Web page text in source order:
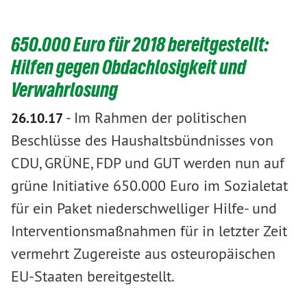
650.000 Euro für 2018 bereitgestellt:
Hilfen gegen Obdachlosigkeit und
Verwahrlosung
26.10.17- Im Rahmen der politischen
Beschlüsse des Haushaltsbündnisses von
CDU, GRÜNE, FDP und GUT werden nun auf
grüne Initiative 650.000 Euro im Sozialetat
für ein Paket niederschwelliger Hilfe- und
Interventionsmaßnahmen für in letzter Zeit
vermehrt Zugereiste aus osteuropäischen
EU-Staaten bereitgestellt.